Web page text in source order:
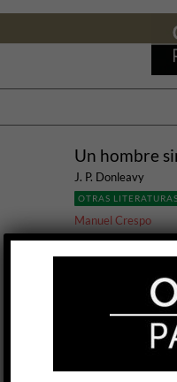
Un hombre
J. P. Donleavy
OTRAS LITERATURAS
Manuel Crespo
16 NOV, 2023
inventado, James
subjetividad
sus novelas no
antemano, ni
escenificación